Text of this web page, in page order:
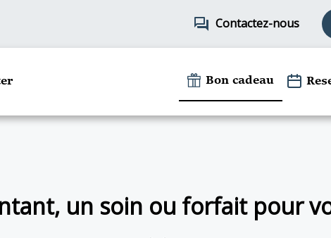
forum Contactez-nous
Bon cadeau
un soin ou forfait pour